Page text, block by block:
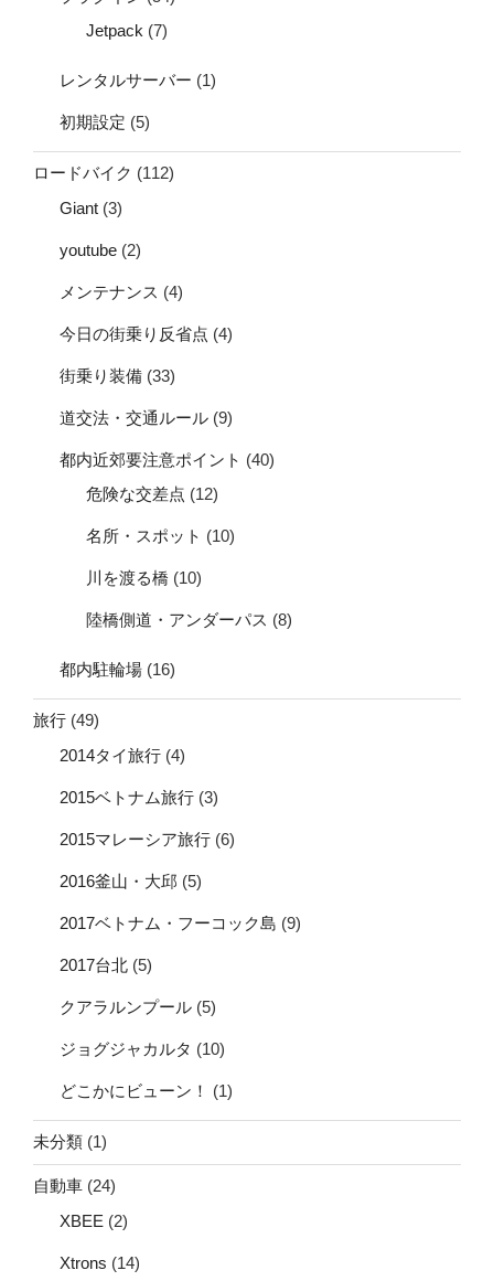
Jetpack (7)
レンタルサーバー (1)
初期設定 (5)
ロードバイク (112)
Giant (3)
youtube (2)
メンテナンス (4)
今日の街乗り反省点 (4)
街乗り装備 (33)
道交法・交通ルール (9)
都内近郊要注意ポイント (40)
危険な交差点 (12)
名所・スポット (10)
川を渡る橋 (10)
陸橋側道・アンダーパス (8)
都内駐輪場 (16)
旅行 (49)
2014タイ旅行 (4)
2015ベトナム旅行 (3)
2015マレーシア旅行 (6)
2016釜山・大邱 (5)
2017ベトナム・フーコック島 (9)
2017台北 (5)
クアラルンプール (5)
ジョグジャカルタ (10)
どこかにビューン！ (1)
未分類 (1)
自動車 (24)
XBEE (2)
Xtrons (14)